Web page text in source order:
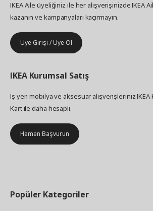
IKEA Aile üyeliğiniz ile her alışverişinizde IKEA
kazanın ve kampanyaları kaçırmayın.
Üye Girişi / Üye Ol
IKEA Kurumsal Satış
İş yeri mobilya ve aksesuar alışverişleriniz IKEA
Kart ile daha hesaplı.
Hemen Başvurun
Popüler Kategoriler